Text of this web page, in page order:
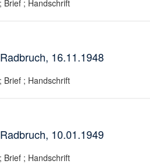
Brief ; Handschrift
16.11.1948
Brief ; Handschrift
10.01.1949
Brief ; Handschrift